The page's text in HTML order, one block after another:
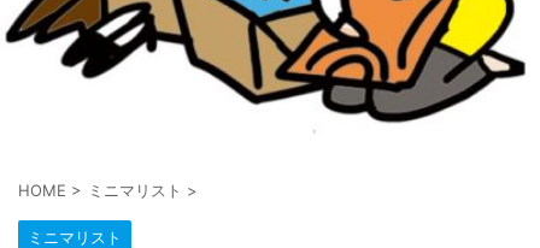
HOME > ミニマリスト >
ミニマリスト